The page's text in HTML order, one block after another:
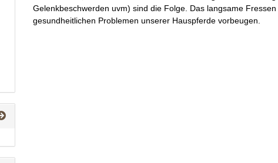
Gelenkbeschwerden uvm) sind die Folge. Das langsame
gesundheitlichen Problemen unserer Hauspferde vorbeugen.